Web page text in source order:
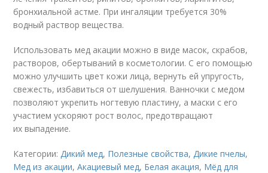
бронхиальной астме. При ингаляции требуется 30%
водный раствор вещества.
Использовать мед акации можно в виде масок, скрабов,
растворов, обертываний в косметологии. С его помощью
можно улучшить цвет кожи лица, вернуть ей упругость,
свежесть, избавиться от шелушения. Ванночки с медом
позволяют укрепить ногтевую пластину, а маски с его
участием ускоряют рост волос, предотвращают
их выпадение.
Категории:Дикий мед, Полезные свойства,Дикие пчелы,
Мед из акации,Акациевый мед, Белая акация, Мёд для